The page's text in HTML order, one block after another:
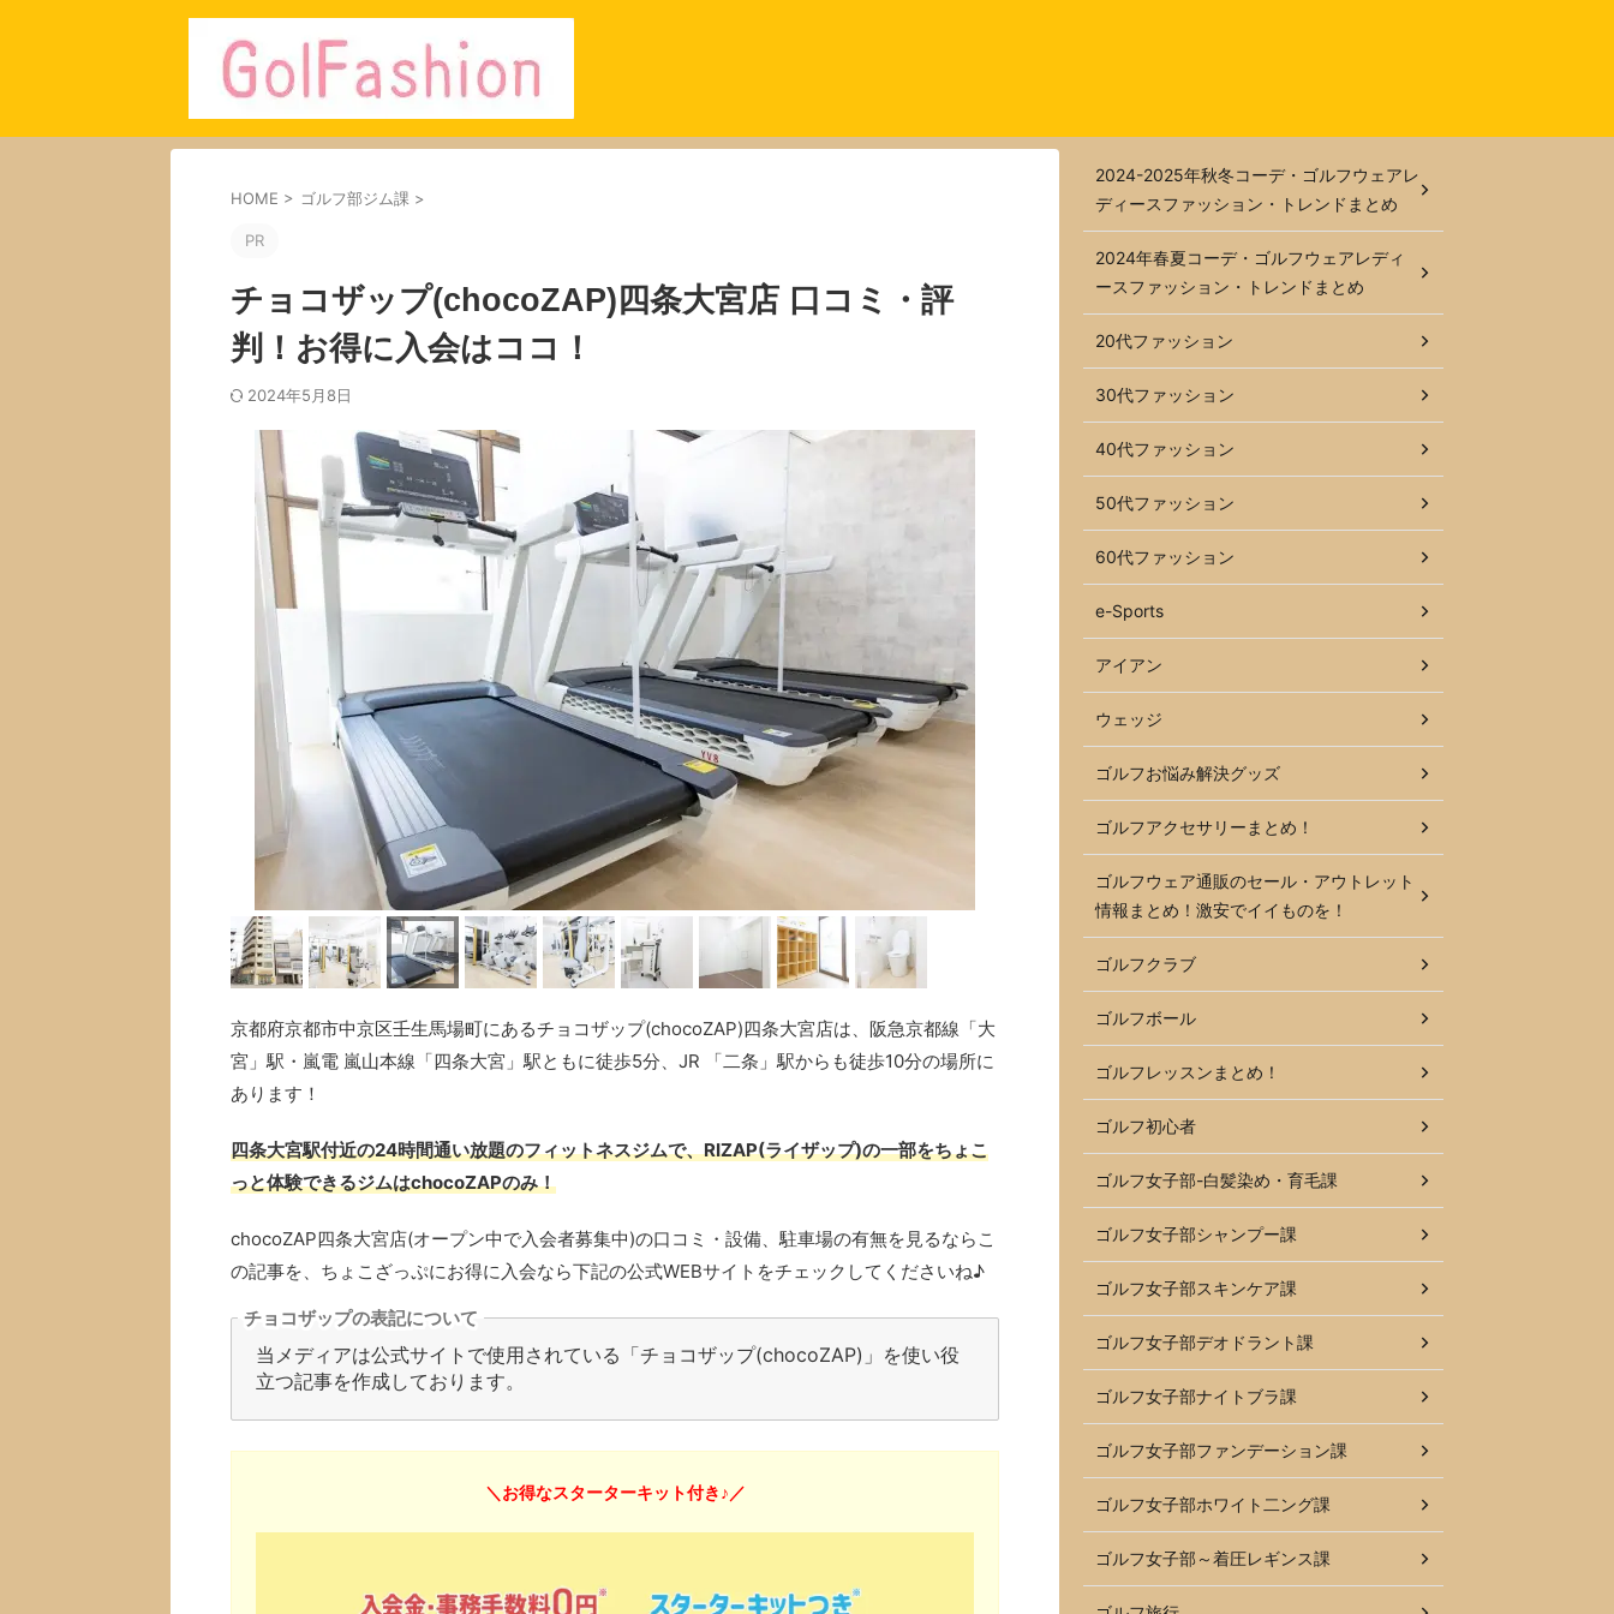
HOME > ゴルフ部ジム課 >
PR
チョコザップ(chocoZAP)四条大宮店 口コミ・評
判！お得に入会はココ！
2024年5月8日
京都府京都市中京区壬生馬場町にあるチョコザップ(chocoZAP)四条大宮店は、阪急京都線「大
宮」駅・嵐電 嵐山本線「四条大宮」駅ともに徒歩5分、JR 「二条」駅からも徒歩10分の場所に
あります！
四条大宮駅付近の24時間通い放題のフィットネスジムで、RIZAP(ライザップ)の一部をちょこ
っと体験できるジムはchocoZAPのみ！
chocoZAP四条大宮店(オープン中で入会者募集中)の口コミ・設備、駐車場の有無を見るならこ
の記事を、ちょこざっぷにお得に入会なら下記の公式WEBサイトをチェックしてくださいね♪
チョコザップの表記について
当メディアは公式サイトで使用されている「チョコザップ(chocoZAP)」を使い役
立つ記事を作成しております。
＼お得なスターターキット付き♪／
2024-2025年秋冬コーデ・ゴルフウェアレ
ディースファッション・トレンドまとめ
2024年春夏コーデ・ゴルフウェアレディ
ースファッション・トレンドまとめ
20代ファッション
30代ファッション
40代ファッション
50代ファッション
60代ファッション
e-Sports
アイアン
ウェッジ
ゴルフお悩み解決グッズ
ゴルフアクセサリーまとめ！
ゴルフウェア通販のセール・アウトレット
情報まとめ！激安でイイものを！
ゴルフクラブ
ゴルフボール
ゴルフレッスンまとめ！
ゴルフ初心者
ゴルフ女子部-白髪染め・育毛課
ゴルフ女子部シャンプー課
ゴルフ女子部スキンケア課
ゴルフ女子部デオドラント課
ゴルフ女子部ナイトブラ課
ゴルフ女子部ファンデーション課
ゴルフ女子部ホワイト二ング課
ゴルフ女子部～着圧レギンス課